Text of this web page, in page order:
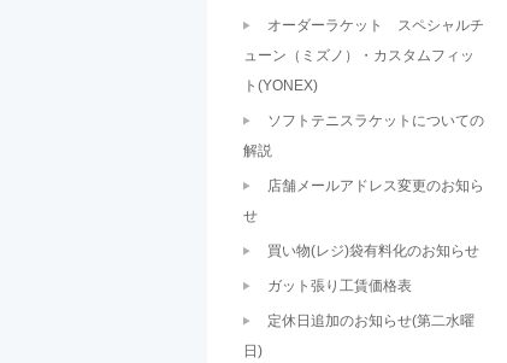
オーダーラケット スペシャルチ
ューン（ミズノ）・カスタムフィッ
ト(YONEX)
ソフトテニスラケットについての
解説
店舗メールアドレス変更のお知ら
せ
買い物(レジ)袋有料化のお知らせ
ガット張り工賃価格表
定休日追加のお知らせ(第二水曜
日)